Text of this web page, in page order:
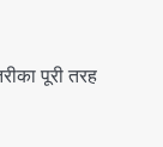
पूरी तरह